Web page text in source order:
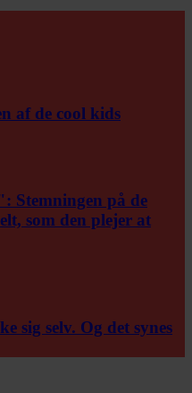
af de cool kids
Stemningen på de
som den plejer at
sig selv. Og det synes